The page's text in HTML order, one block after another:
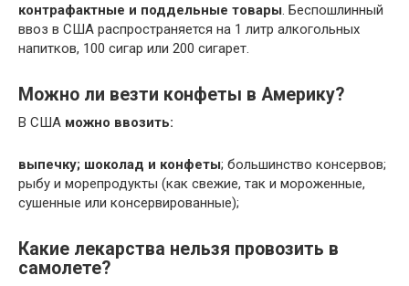
контрафактные и поддельные товары. Беспошлинный
ввоз в США распространяется на 1 литр алкогольных
напитков, 100 сигар или 200 сигарет.
Можно ли везти конфеты в Америку?
В США можно ввозить:
выпечку; шоколад и конфеты; большинство консервов;
рыбу и морепродукты (как свежие, так и мороженные,
сушенные или консервированные);
Какие лекарства нельзя провозить в
самолете?